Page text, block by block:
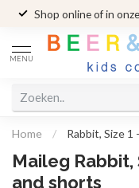
Shop online of in
MENU
Home / Rabbit, Size
Maileg Rabbit,
and shorts